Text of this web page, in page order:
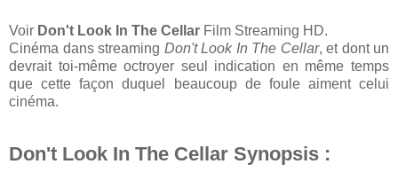
Voir Don't Look In The Cellar Film Streaming HD.
Cinéma dans streaming Don't Look In The Cellar, et dont un
devrait toi-même octroyer seul indication en même temps
que cette façon duquel beaucoup de foule aiment celui
cinéma.
Don't Look In The Cellar Synopsis :